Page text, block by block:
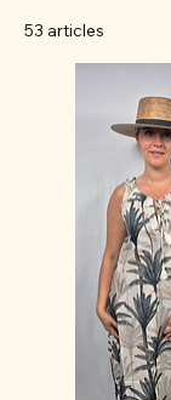
53 articles